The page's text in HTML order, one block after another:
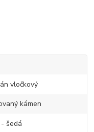
vločkový
kámen
šedá